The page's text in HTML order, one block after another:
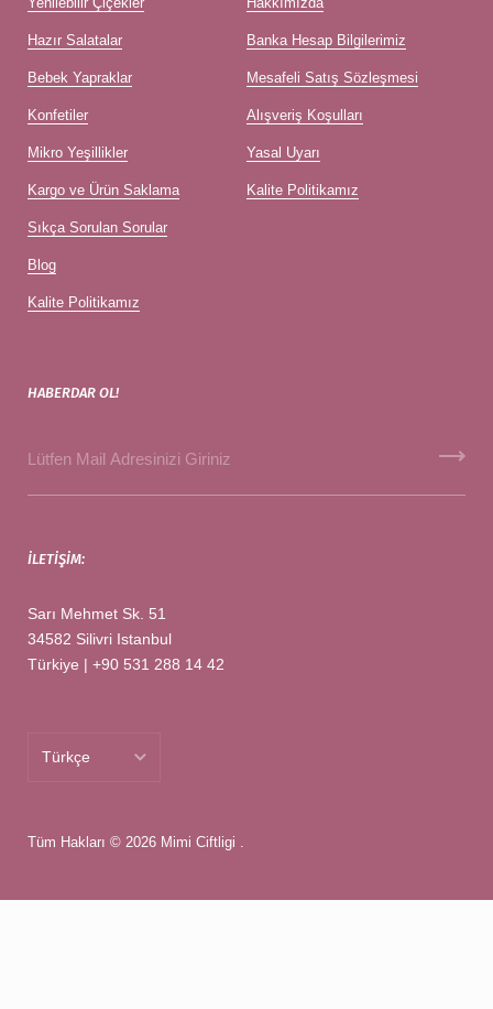
Hazır Salatalar
Bebek Yapraklar
Konfetiler
Mikro Yeşillikler
Kargo ve Ürün Saklama
Sıkça Sorulan Sorular
Blog
Kalite Politikamız
Banka Hesap Bilgilerimiz
Mesafeli Satış Sözleşmesi
Alışveriş Koşulları
Yasal Uyarı
Kalite Politikamız
HABERDAR OL!
İLETIŞIM:
Sarı Mehmet Sk. 51
34582 Silivri Istanbul
Türkiye | +90 531 288 14 42
Türkçe
English
Tüm Hakları © 2026 Mimi Ciftligi .